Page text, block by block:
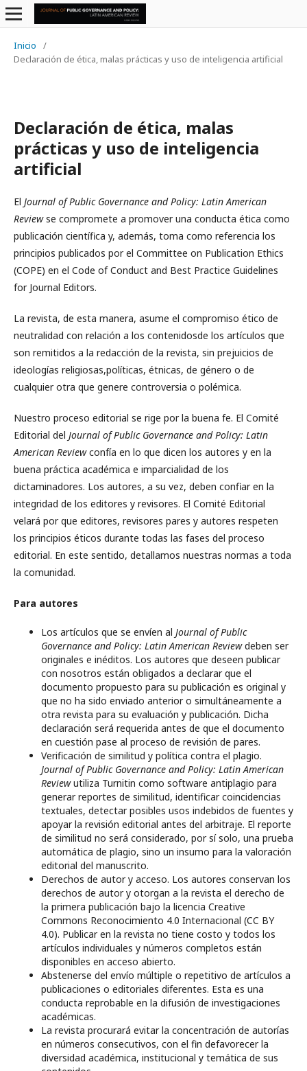
Inicio
/
Declaración de ética, malas prácticas y uso de inteligencia artificial
Declaración de ética, malas
prácticas y uso de inteligencia
artificial
El Journal of Public Governance and Policy: Latin American
Reviewse compromete a promover una conducta ética como
publicación científica y, además, toma como referencia los
principios publicados por el Committee on Publication Ethics
(COPE) en el Code of Conduct and Best Practice Guidelines
for Journal Editors.
La revista, de esta manera, asume el compromiso ético de
neutralidad con relación a los contenidosde los artículos que
son remitidos a la redacción de la revista, sin prejuicios de
ideologías religiosas,políticas, étnicas, de género o de
cualquier otra que genere controversia o polémica.
Nuestro proceso editorial se rige por la buena fe. El Comité
Editorial del Journal of Public Governance and Policy: Latin
American Reviewconfía en lo que dicen los autores y en la
buena práctica académica e imparcialidad de los
dictaminadores. Los autores, a su vez, deben confiar en la
integridad de los editores y revisores. El Comité Editorial
velará por que editores, revisores pares y autores respeten
los principios éticos durante todas las fases del proceso
editorial. En este sentido, detallamos nuestras normas a toda
la comunidad.
Para autores
Los artículos que se envíen al Journal of Public
Governance and Policy: Latin American Reviewdeben ser
originales e inéditos. Los autores que deseen publicar
con nosotros están obligados a declarar que el
documento propuesto para su publicación es original y
que no ha sido enviado anterior o simultáneamente a
otra revista para su evaluación y publicación. Dicha
declaración será requerida antes de que el documento
en cuestión pase al proceso de revisión de pares.
Verificación de similitud y política contra el plagio.
Journal of Public Governance and Policy: Latin American
Reviewutiliza Turnitin como software antiplagio para
generar reportes de similitud, identificar coincidencias
textuales, detectar posibles usos indebidos de fuentes y
apoyar la revisión editorial antes del arbitraje. El reporte
de similitud no será considerado, por sí solo, una prueba
automática de plagio, sino un insumo para la valoración
editorial del manuscrito.
Derechos de autor y acceso. Los autores conservan los
derechos de autor y otorgan a la revista el derecho de
la primera publicación bajo la licencia Creative
Commons Reconocimiento 4.0 Internacional (CC BY
4.0). Publicar en la revista no tiene costo y todos los
artículos individuales y números completos están
disponibles en acceso abierto.
Abstenerse del envío múltiple o repetitivo de artículos a
publicaciones o editoriales diferentes. Esta es una
conducta reprobable en la difusión de investigaciones
académicas.
La revista procurará evitar la concentración de autorías
en números consecutivos, con el fin defavorecer la
diversidad académica, institucional y temática de sus